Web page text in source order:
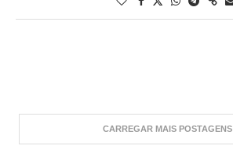
CARREGAR MAIS POSTAGENS